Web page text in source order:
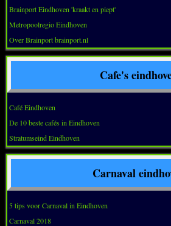
Brainport Eindhoven 'kraakt en piept'
Metropoolregio Eindhoven
Over Brainport brainport.nl
Cafe's
Café Eindhoven
De 10 beste cafés in Eindhoven
Stratumseind Eindhoven
Carnaval
5 tips voor Carnaval in Eindhoven
Carnaval 2018